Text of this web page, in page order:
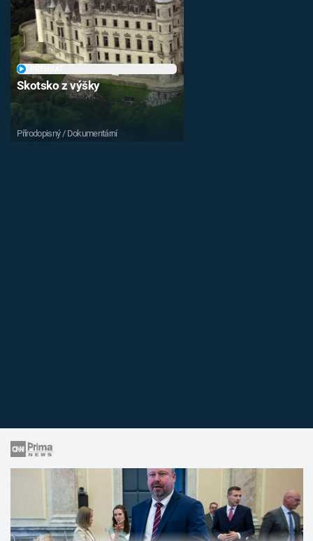
Skotsko z výšky
Přírodopisný / Dokumentární